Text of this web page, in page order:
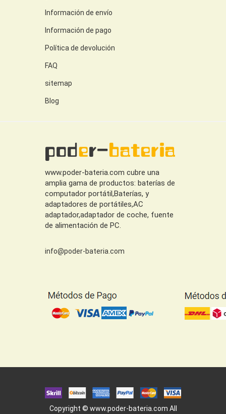
Información de envío
Información de pago
Política de devolución
FAQ
sitemap
Blog
www.poder-bateria.com cubre una
amplia gama de productos: baterías de
computador portátil,Baterías, y
adaptadores de portátiles,AC
adaptador,adaptador de coche, fuente
de alimentación de PC.
info@poder-bateria.com
Copyright © www.poder-bateria.com All